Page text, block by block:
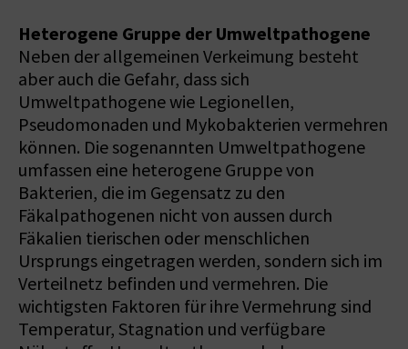
Heterogene Gruppe der Umweltpathogene
Neben der allgemeinen Verkeimung besteht
aber auch die Gefahr, dass sich
Umweltpathogene wie Legionellen,
Pseudomonaden und Mykobakterien vermehren
können. Die sogenannten Umweltpathogene
umfassen eine heterogene Gruppe von
Bakterien, die im Gegensatz zu den
Fäkalpathogenen nicht von aussen durch
Fäkalien tierischen oder menschlichen
Ursprungs eingetragen werden, sondern sich im
Verteilnetz befinden und vermehren. Die
wichtigsten Faktoren für ihre Vermehrung sind
Temperatur, Stagnation und verfügbare